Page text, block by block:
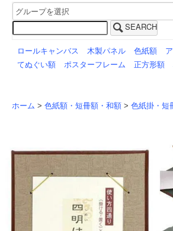
SEARCH
ロールキャンバス 木製パネル 色紙額
てぬぐい額
ポスターフレーム 正方形額
ホーム > 色紙額・短冊額・和額 > 色紙掛・短